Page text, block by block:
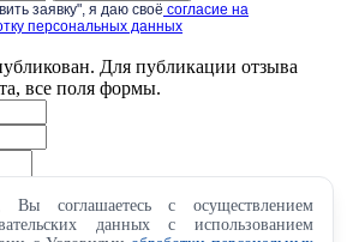
заявку", я даю своё согласие на
персональных данных
Для публикации отзыва
все поля формы.
Вы соглашаетесь с осуществлением
данных с использованием